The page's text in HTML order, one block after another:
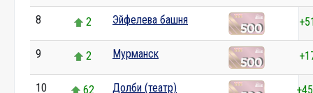
8 2 Эйфелева башня
9 2 Мурманск
10 62 Долби (театр)